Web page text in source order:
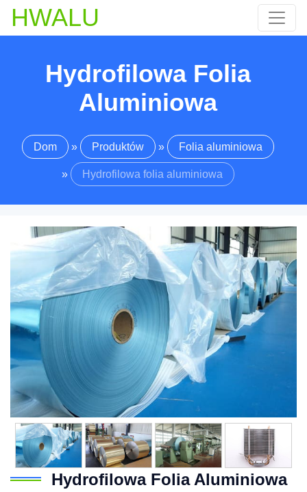
HWALU
Hydrofilowa Folia
Aluminiowa
Dom » Produktów » Folia aluminiowa
» Hydrofilowa folia aluminiowa
Hydrofilowa Folia Aluminiowa